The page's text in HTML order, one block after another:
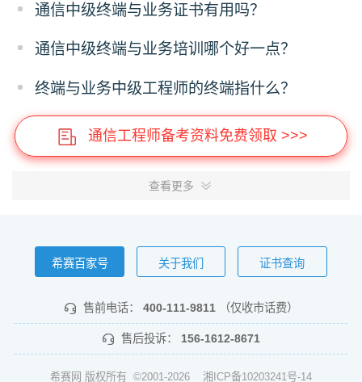
通信中级终端与业务证书有用吗？
通信中级终端与业务培训哪个好一点？
终端与业务中级工程师的终端指什么？
通信工程师备考资料免费领取 >>>
查看更多
希赛百家号 关于我们 证书查询
售前电话： 400-111-9811 （仅收市话费）
售后投诉： 156-1612-8671
希赛网 版权所有 ©2001-2026 湘ICP备10203241号-14